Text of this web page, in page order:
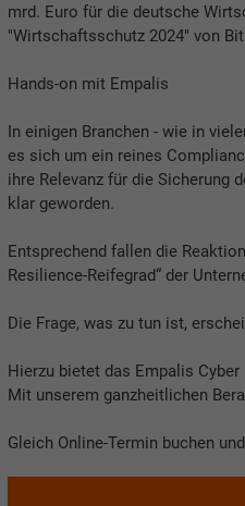
mrd. Euro für die deutsche
"Wirtschaftsschutz 2024" von
Hands-on mit Empalis
In einigen Branchen - wie in
es sich um ein reines
ihre Relevanz für die Sicherung
klar geworden.
Entsprechend fallen die
Resilience-Reifegrad“ der
Die Frage, was zu tun ist,
Hierzu bietet das Empalis
Mit unserem ganzheitlichen
Gleich Online-Termin buchen